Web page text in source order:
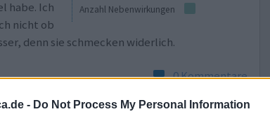
- Do Not Process My Personal Information
Anzahl Nebenwirkungen
habe. Ich
nicht ob
denn sie schmecken widerlich.
0 Kommentare